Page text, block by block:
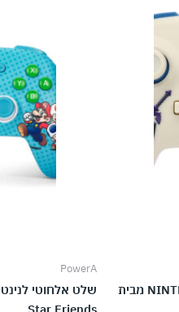
שלט אלחוטי ל- NINTENDO SWITCH מבית
PowerA